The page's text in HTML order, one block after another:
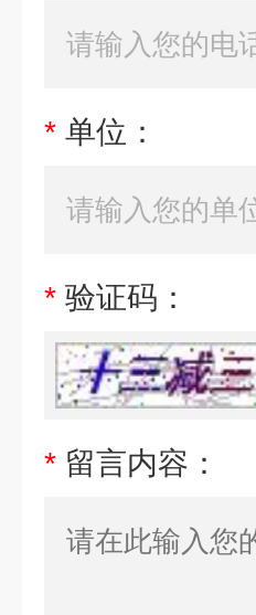
* 单位：
* 验证码：
* 留言内容：